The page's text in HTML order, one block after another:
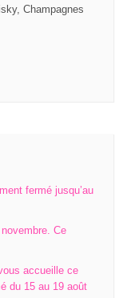
Champagnes
fermé jusqu’au
Ce
accueille ce
du 15 au 19 août